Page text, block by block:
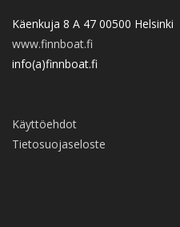
Käenkuja 8 A 47 00500 Helsinki
www.finnboat.fi
info(a)finnboat.fi
Käyttöehdot
Tietosuojaseloste